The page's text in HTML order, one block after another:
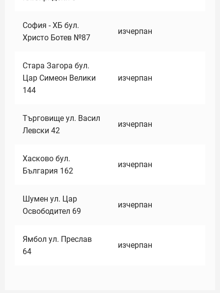
София - ХБ бул.
Христо Ботев №87
изчерпан
Стара Загора бул.
Цар Симеон Велики
144
изчерпан
Търговище ул. Васил
Левски 42
изчерпан
Хасково бул.
България 162
изчерпан
Шумен ул. Цар
Освободител 69
изчерпан
Ямбол ул. Преслав
64
изчерпан